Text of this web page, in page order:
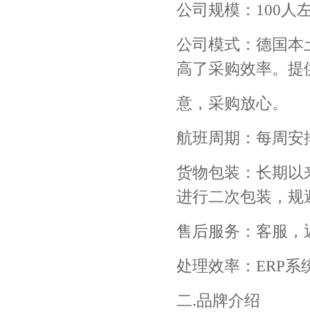
公司规模：100人
公司模式：德国本
高了采购效率。提
意，采购放心。
航班周期：每周
货物包装：长期
进行二次包装，规
售后服务：客服
处理效率：ERP系
二.品牌介绍